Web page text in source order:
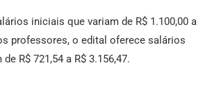
iniciais que variam de R$ 1.100,00 a
professores, o edital oferece salários
R$ 721,54 a R$ 3.156,47.